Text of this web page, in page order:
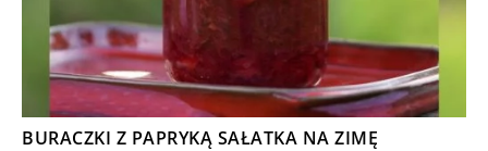
BURACZKI Z PAPRYKĄ SAŁATKA NA ZIMĘ